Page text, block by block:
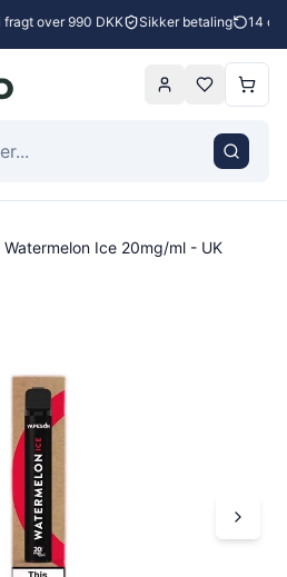
over 990 DKK Sikker betaling 14
Watermelon Ice 20mg/ml - UK